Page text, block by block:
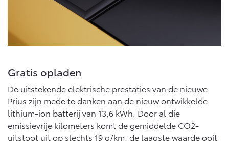
Land Cruiser (excl. BTW)
Vanaf € 89.986,-
Gratis opladen
De uitstekende elektrische prestaties van de nieuwe
Prius zijn mede te danken aan de nieuw ontwikkelde
lithium-ion batterij van 13,6 kWh. Door al die
emissievrije kilometers komt de gemiddelde CO2-
uitstoot uit op slechts 19 g/km, de laagste waarde ooit